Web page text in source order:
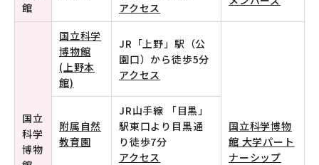
館
アクセス
国立
科学
博物
国立科学
博物館
(上野本
館)
JR「上野」駅（公
園口）から徒歩5分
アクセス
国立科学博物
館 大学パート
ナーシップ
附属自然
教育園
JR山手線 「目黒」
駅東口より目黒通
り徒歩7分
アクセス